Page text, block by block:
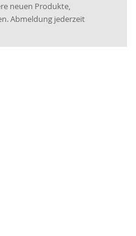
& MasterCard (inkl.
SOFORT-Überweisung
unser "neuer"
Einfach
neuen Produkte,
Abmeldung jederzeit